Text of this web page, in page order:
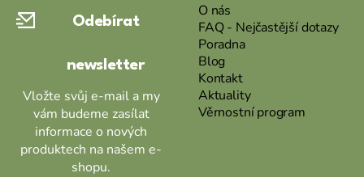
Odebírat
newsletter
Vložte svůj e-mail a my
vám budeme zasílat
informace o nových
produktech na našem e-
shopu.
O nás
FAQ - Nejčastější dotazy
Poradna
Blog
Kontakt
Aktuality
Věrnostní program